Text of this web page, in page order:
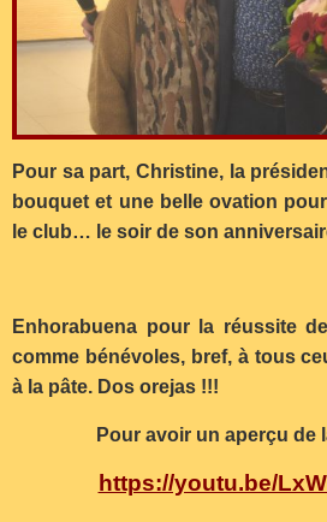
Pour sa part, Christine, la
bouquet et une belle ovation
le club… le soir de son
Enhorabuena pour la réussite
comme bénévoles, bref, à tous
à la pâte. Dos orejas !!!
Pour avoir un aperçu de
https://youtu.be/